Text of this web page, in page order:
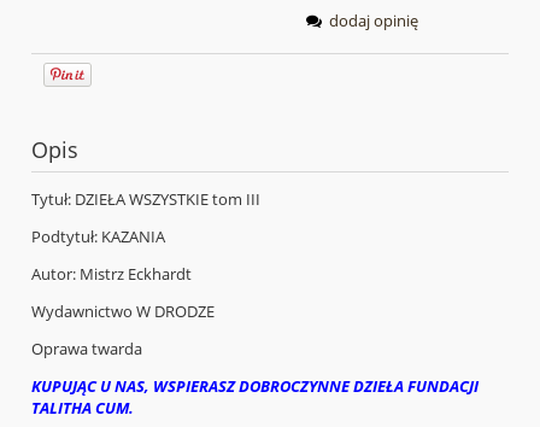
dodaj opinię
Opis
Tytuł: DZIEŁA WSZYSTKIE tom III
Podtytuł: KAZANIA
Autor: Mistrz Eckhardt
Wydawnictwo W DRODZE
Oprawa twarda
KUPUJĄC U NAS, WSPIERASZ DOBROCZYNNE DZIEŁA FUNDACJI
TALITHA CUM.